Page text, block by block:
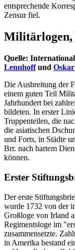
entsprechende
Zensur fiel.
Militärlogen,
Quelle:
Lennhoffund
Die Ausbreitung der
einem guten Teil
Jahrhundert bei
bildeten. In erster
Truppenteilen, die
die asiatischen
und Forts, in Städte
Brr. nach hartem
können.
Erster
Der erste
wurde 1732 von der
Großloge von Irland
Regimentsloge im
zusammensetzte.
in Amerika bestand